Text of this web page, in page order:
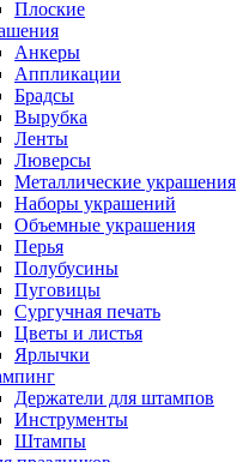
Плоские
Анкеры
Аппликации
Брадсы
Вырубка
Ленты
Люверсы
Металлические украшения
Наборы украшений
Объемные украшения
Перья
Полубусины
Пуговицы
Сургучная печать
Цветы и листья
Ярлычки
Держатели для штампов
Инструменты
Штампы